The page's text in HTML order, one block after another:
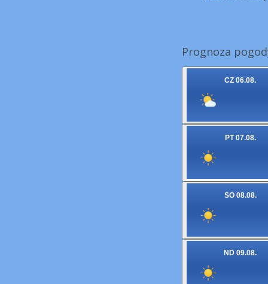
Prognoza
CZ 06.08.
PT 07.08.
SO 08.08.
ND 09.08.